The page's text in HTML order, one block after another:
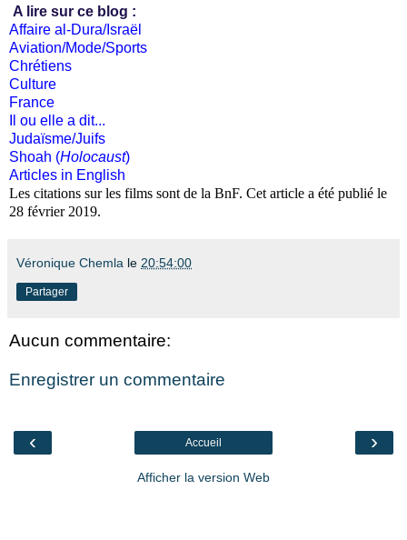
A lire sur ce blog :
Affaire al-Dura/Israël
Aviation/Mode/Sports
Chrétiens
Culture
France
Il ou elle a dit...
Judaïsme/Juifs
Shoah (Holocaust)
Articles in English
Les citations sur les films sont de la BnF. Cet article a été publié le
28 février 2019.
Véronique Chemla le 20:54:00
Partager
Aucun commentaire:
Enregistrer un commentaire
‹ ›
Accueil
Afficher la version Web